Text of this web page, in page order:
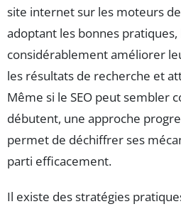
site internet sur les moteurs
adoptant les bonnes
considérablement améliorer
les résultats de recherche et
Même si le SEO peut sembler
débutent, une approche
permet de déchiffrer ses
parti efficacement.
Il existe des stratégies